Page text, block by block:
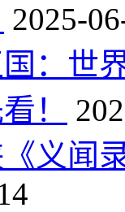
2025-
国：世
！
义闻